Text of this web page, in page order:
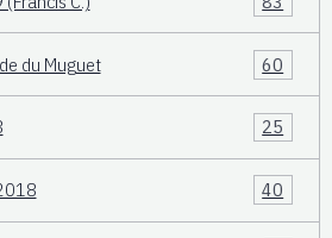
du Muguet 60
25
40